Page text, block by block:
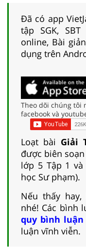
Đã có app
tập SGK,
online, Bài
dụng trên
Theo dõi chúng tôi
facebook và
Loạt bài Giải
được biên
lớp 5 Tập 1 và
học Sư phạm).
Nếu thấy
nhé! Các bình
quy bình
luận vĩnh viễn.